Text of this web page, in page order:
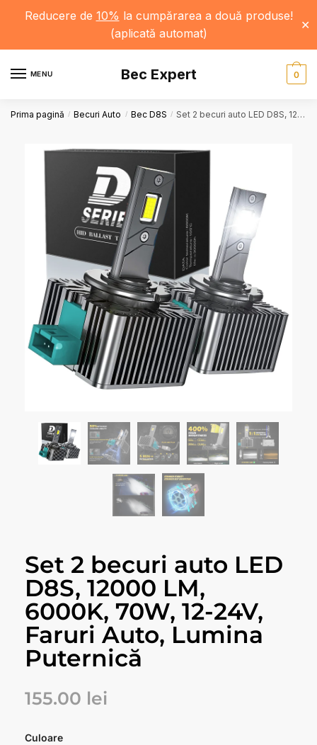
Reducere de 10% la cumpărarea a două produse!
(aplicată automat)
✕
MENU Bec Expert 0
Prima pagină / Becuri Auto / Bec D8S / Set 2 becuri auto LED D8S, 12000 LM, 6000K, 70W, 12-24V, Faruri Auto, Lumina Puternică
Set 2 becuri auto LED
D8S, 12000 LM,
6000K, 70W, 12-24V,
Faruri Auto, Lumina
Puternică
155.00 lei
Culoare